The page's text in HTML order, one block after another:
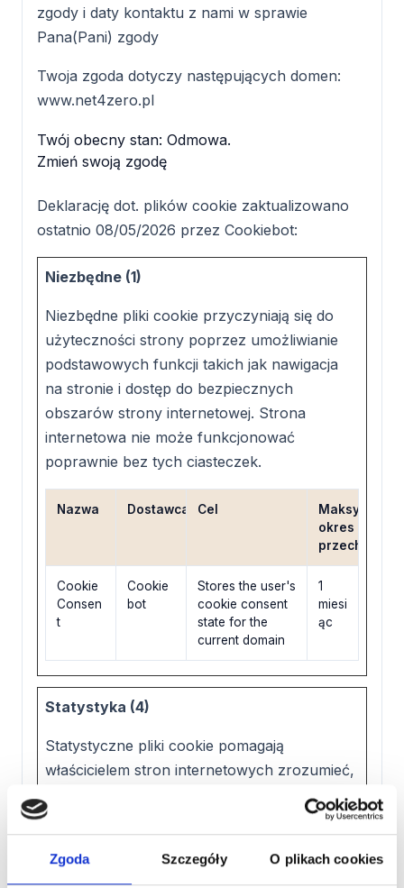
Zgoda Szczegóły O plikach cookies
zgody i daty kontaktu z nami w sprawie
Pana(Pani) zgody
Twoja zgoda dotyczy następujących domen:
www.net4zero.pl
Twój obecny stan: Odmowa.
Zmień swoją zgodę
Deklarację dot. plików cookie zaktualizowano
ostatnio 08/05/2026 przez Cookiebot:
Niezbędne (1)
Niezbędne pliki cookie przyczyniają się do
użyteczności strony poprzez umożliwianie
podstawowych funkcji takich jak nawigacja
na stronie i dostęp do bezpiecznych
obszarów strony internetowej. Strona
internetowa nie może funkcjonować
poprawnie bez tych ciasteczek.
Nazwa Dostawca Cel
Maksymalny
okres
Cookie
Consen
t
Cookie
bot
Stores the user's
cookie consent
state for the
current domain
1
miesi
ąc
Statystyka (4)
Statystyczne pliki cookie pomagają
właścicielem stron internetowych zrozumieć,
w jaki sposób różni użytkownicy zachowują
się na stronie, gromadząc i zgłaszając